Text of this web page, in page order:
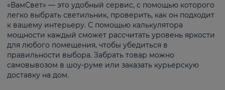
«ВамСвет» — это удобный сервис, с помощью которого
легко выбрать светильник, проверить, как он подходит
к вашему интерьеру. С помощью калькулятора
мощности каждый сможет рассчитать уровень яркости
для любого помещения, чтобы убедиться в
правильности выбора. Забрать товар можно
самовывозом в шоу-руме или заказать курьерскую
доставку на дом.